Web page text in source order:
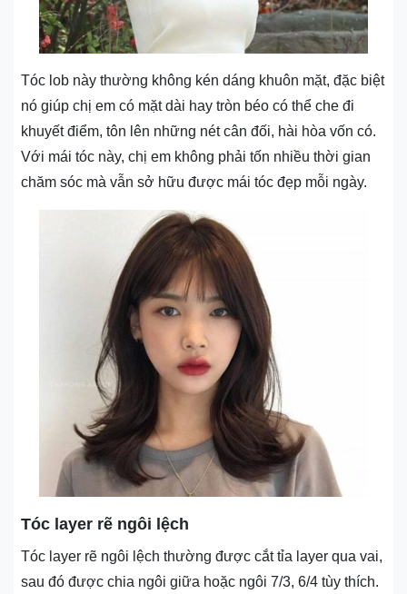
Tóc lob này thường không kén dáng khuôn mặt, đặc biệt
nó giúp chị em có mặt dài hay tròn béo có thể che đi
khuyết điểm, tôn lên những nét cân đối, hài hòa vốn có.
Với mái tóc này, chị em không phải tốn nhiều thời gian
chăm sóc mà vẫn sở hữu được mái tóc đẹp mỗi ngày.
Tóc layer rẽ ngôi lệch
Tóc layer rẽ ngôi lệch thường được cắt tỉa layer qua vai,
sau đó được chia ngôi giữa hoặc ngôi 7/3, 6/4 tùy thích.